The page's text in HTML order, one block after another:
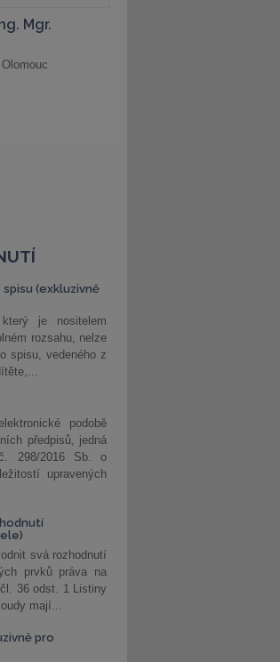
(exkluzivně
je nositelem
rozsahu, nelze
spisu, vedeného z
podobě
předpisů, jedná
298/2016 Sb. o
upravených
svá rozhodnutí
prvků práva na
36 odst. 1 Listiny
mají...
pro